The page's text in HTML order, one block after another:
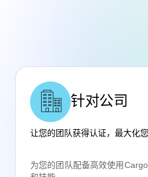
针对公司
让您的团队获得认证，最大化
为您的团队配备高效使用